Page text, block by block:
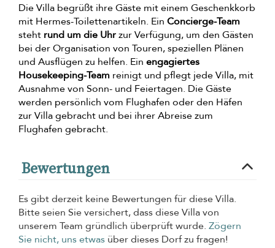
Die Villa begrüßt ihre Gäste mit einem Geschenkkorb
mit Hermes-Toilettenartikeln. Ein Concierge-Team
steht rund um die Uhrzur Verfügung, um den Gästen
bei der Organisation von Touren, speziellen Plänen
und Ausflügen zu helfen. Ein engagiertes
Housekeeping-Team reinigt und pflegt jede Villa, mit
Ausnahme von Sonn- und Feiertagen. Die Gäste
werden persönlich vom Flughafen oder den Häfen
zur Villa gebracht und bei ihrer Abreise zum
Flughafen gebracht.
Bewertungen
Es gibt derzeit keine Bewertungen für diese Villa.
Bitte seien Sie versichert, dass diese Villa von
unserem Team gründlich überprüft wurde. Zögern
Sie nicht, uns etwas über dieses Dorf zu fragen!